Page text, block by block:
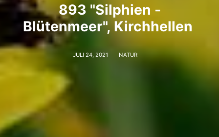
893 "Silphien -
Blütenmeer", Kirchhellen
JULI 24, 2021 NATUR